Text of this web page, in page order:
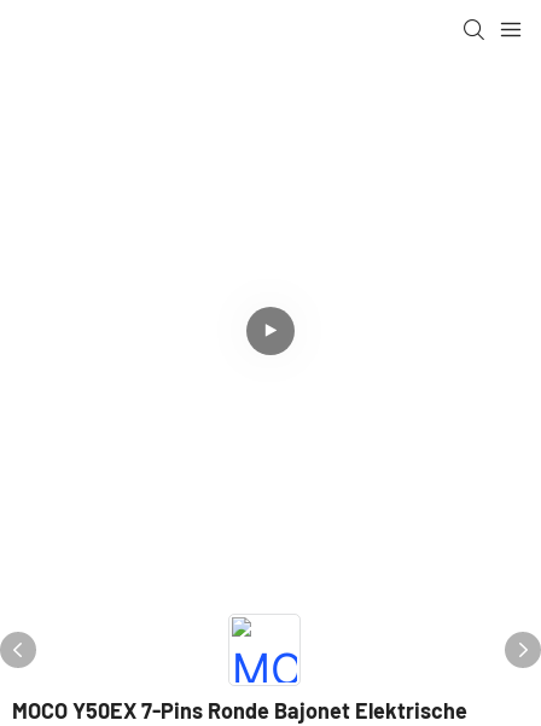
MOCO Y50EX 7-Pins Ronde Bajonet Elektrische